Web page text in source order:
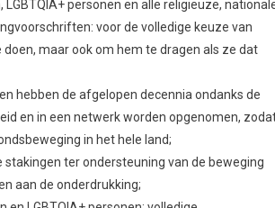
coördinatie;
regime. Een volgende stap moet raken aan
staking om het regime omver te
te bezetten;
in de gemeenschappen en op het
om te weigeren bevelen uit te voeren die
de gewone werkenden in de verschillende
om te weigeren de repressie toe te laten.